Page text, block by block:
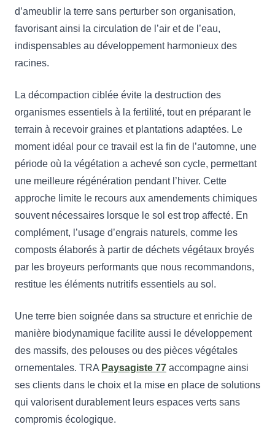
d’ameublir la terre sans perturber son organisation,
favorisant ainsi la circulation de l’air et de l’eau,
indispensables au développement harmonieux des
racines.
La décompaction ciblée évite la destruction des
organismes essentiels à la fertilité, tout en préparant le
terrain à recevoir graines et plantations adaptées. Le
moment idéal pour ce travail est la fin de l’automne, une
période où la végétation a achevé son cycle, permettant
une meilleure régénération pendant l’hiver. Cette
approche limite le recours aux amendements chimiques
souvent nécessaires lorsque le sol est trop affecté. En
complément, l’usage d’engrais naturels, comme les
composts élaborés à partir de déchets végétaux broyés
par les broyeurs performants que nous recommandons,
restitue les éléments nutritifs essentiels au sol.
Une terre bien soignée dans sa structure et enrichie de
manière biodynamique facilite aussi le développement
des massifs, des pelouses ou des pièces végétales
ornementales. TRA Paysagiste 77 accompagne ainsi
ses clients dans le choix et la mise en place de solutions
qui valorisent durablement leurs espaces verts sans
compromis écologique.